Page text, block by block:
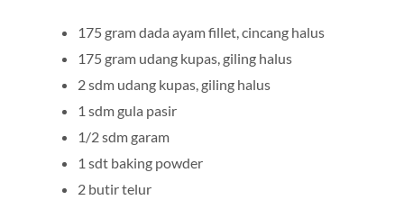
175 gram dada ayam fillet, cincang halus
175 gram udang kupas, giling halus
2 sdm udang kupas, giling halus
1 sdm gula pasir
1/2 sdm garam
1 sdt baking powder
2 butir telur